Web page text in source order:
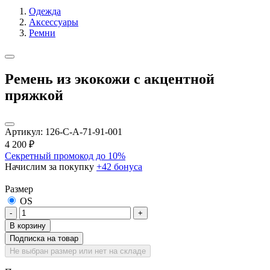
Одежда
Аксессуары
Ремни
Ремень из экокожи с акцентной
пряжкой
Артикул: 126-С-A-71-91-001
4 200 ₽
Секретный промокод до 10%
Начислим за покупку +42 бонуса
Размер
OS
-
+
В корзину
Подписка на товар
Не выбран размер или нет на складе